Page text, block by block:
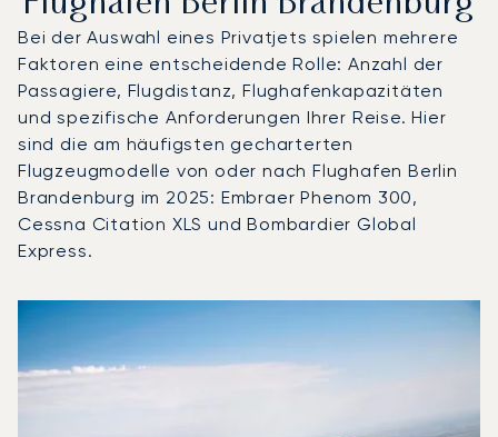
Bei der Auswahl eines Privatjets spielen mehrere
Faktoren eine entscheidende Rolle: Anzahl der
Passagiere, Flugdistanz, Flughafenkapazitäten
und spezifische Anforderungen Ihrer Reise. Hier
sind die am häufigsten gecharterten
Flugzeugmodelle von oder nach Flughafen Berlin
Brandenburg im 2025: Embraer Phenom 300,
Cessna Citation XLS und Bombardier Global
Express.
Foto des Flugzeugs
Flugzeugmodell
Sitze
Geschwindigkeit (km/h)
Reichweite (km)
Reichweite (NM)